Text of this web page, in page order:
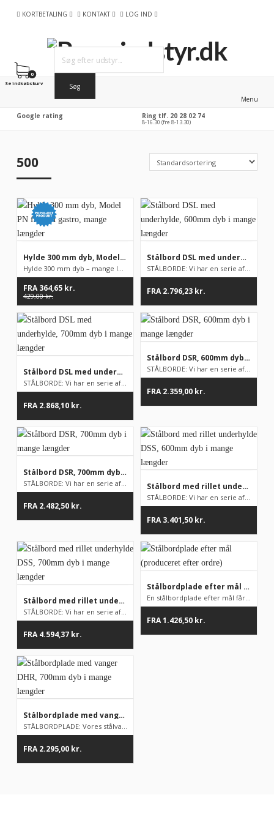
KORTBETALING KONTAKT LOG IND
Menu
0
Se indkøbskurv
Google rating Ring tlf. 20 28 02 74
8-16.30 (fre 8-13.30)
500
Hylde 300 mm dyb, Model PN fra RM gastro, mange længder
Hylde 300 mm dyb – mange længder. Hylden er stabil på gr...
FRA364,65 kr.
429,00kr.
Stålbord DSL med underhylde, 600mm dyb i mange længder
STÅLBORDE: Vi har en serie af stålborde på lager, men som udga...
FRA2.796,23 kr.
Stålbord DSL med underhylde, 700mm dyb i mange længder
STÅLBORDE: Vi har en serie af stålborde på lager, men som udga...
FRA2.868,10 kr.
Stålbord DSR, 600mm dyb i mange længder
STÅLBORDE: Vi har en serie af stålborde på lager, men som udga...
FRA2.359,00 kr.
Stålbord DSR, 700mm dyb i mange længder
STÅLBORDE: Vi har en serie af stålborde på lager, men som udga...
FRA2.482,50 kr.
Stålbord med rillet underhylde DSS, 600mm dyb i mange længder
STÅLBORDE: Vi har en serie af stålborde på lager, men som udga...
FRA3.401,50 kr.
Stålbord med rillet underhylde DSS, 700mm dyb i mange længder
STÅLBORDE: Vi har en serie af stålborde på lager, men som udga...
FRA4.594,37 kr.
Stålbordplade efter mål (produceret efter ordre)
En stålbordplade efter mål får du med denne model fra vores an...
FRA1.426,50 kr.
Stålbordplade med vanger DHR, 700mm dyb i mange længder
STÅLBORDPLADE: Vores stålvarer er fødevaregodkendte. Alle vore...
FRA2.295,00 kr.